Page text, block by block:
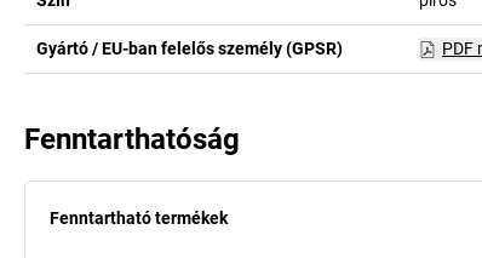
Gyártó / EU-ban felelős személy (GPSR) PDF
Fenntarthatóság
Fenntartható termékek